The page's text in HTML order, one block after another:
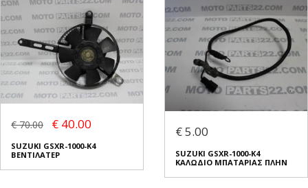
€ 70.00 € 40.00
SUZUKI GSXR-1000-K4
ΒΕΝΤΙΛΑΤΕΡ
€ 5.00
SUZUKI GSXR-1000-K4
ΚΑΛΩΔΙΟ ΜΠΑΤΑΡΙΑΣ ΠΛΗΝ